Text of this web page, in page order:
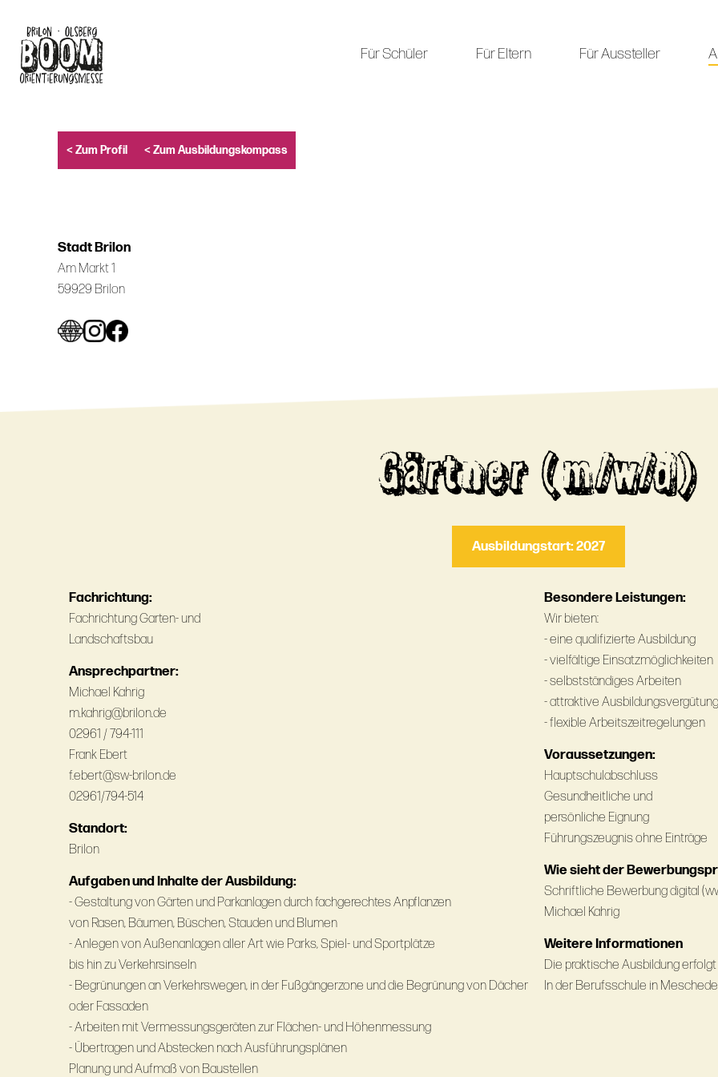
content
Für Schüler Für Eltern Für Aussteller
< Zum Profil < Zum Ausbildungskompass
Stadt Brilon
Am Markt 1
59929 Brilon
Gärtner (m/w/d)
Ausbildungstart: 2027
Fachrichtung:
Fachrichtung Garten- und
Landschaftsbau
Ansprechpartner:
Michael Kahrig
m.kahrig@­brilon.de
02961 / 794-111
Frank Ebert
f.ebert@sw-brilon.de
02961/794-514
Standort:
Brilon
Aufgaben und Inhalte der Ausbildung:
- Gestaltung von Gärten und Parkanlagen durch fachgerechtes Anpflanzen
von Rasen, Bäumen, Büschen, Stauden und Blumen
- Anlegen von Außenanlagen aller Art wie Parks, Spiel- und Sportplätze
bis hin zu Verkehrsinseln
- Begrünungen an Verkehrswegen, in der Fußgängerzone und die Begrünung von Dächer
oder Fassaden
- Arbeiten mit Vermessungsgeräten zur Flächen- und Höhenmessung
- Übertragen und Abstecken nach Ausführungsplänen
Planung und Aufmaß von Baustellen
Besondere Leistungen:
Wir bieten:
- eine qualifizierte Ausbildung
- vielfältige Einsatzmöglichkeiten
- selbstständiges Arbeiten
- attraktive Ausbildungsvergütung
- flexible Arbeitszeitregelungen
Voraussetzungen:
Hauptschulabschluss
Gesundheitliche und
persönliche Eignung
Führungszeugnis ohne Einträge
Wie sieht der
Schriftliche Bewerbung digital
Michael Kahrig
Weitere Informationen
Die praktische Ausbildung
In der Berufsschule in